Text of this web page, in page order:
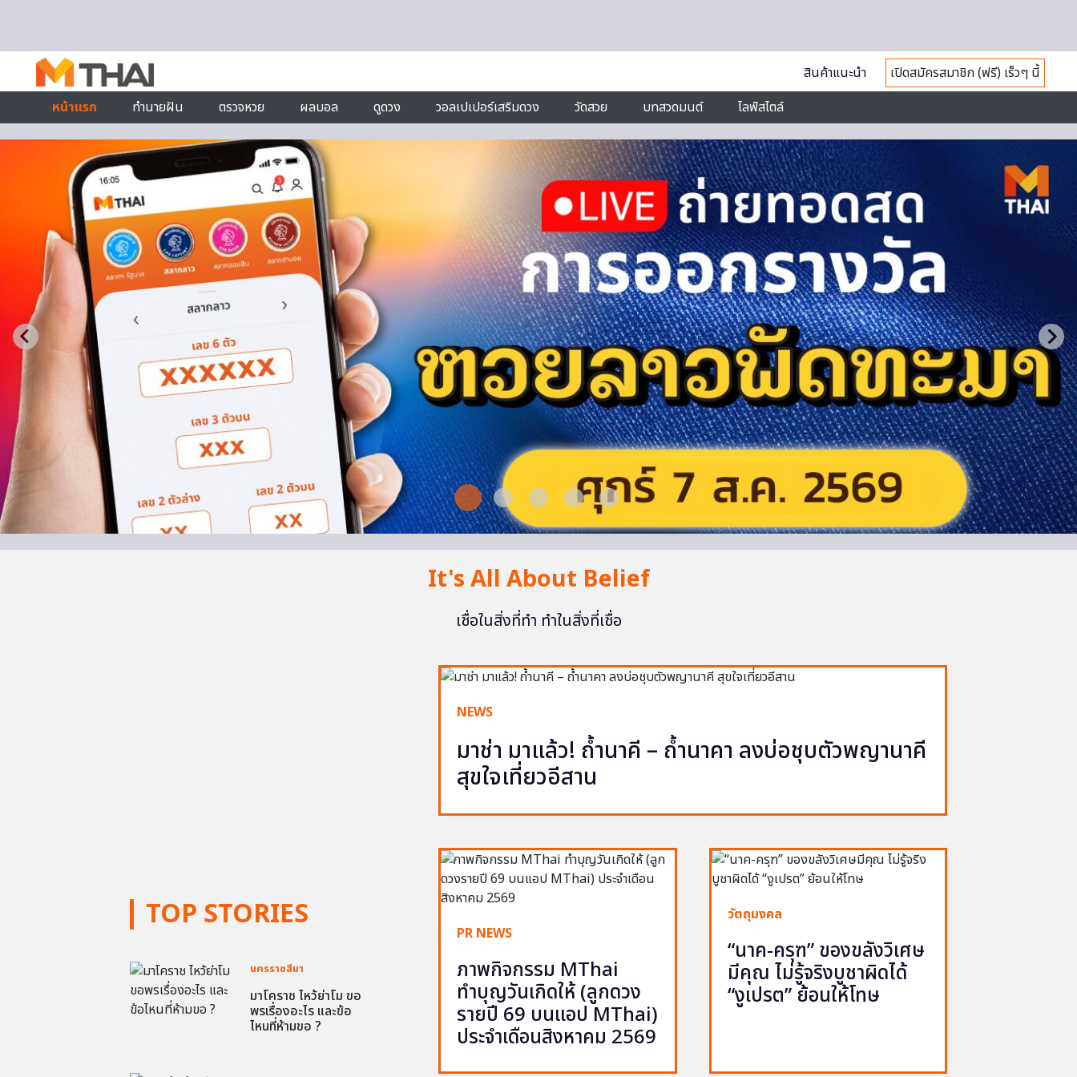
สินค้าแนะนำ
เปิดสมัครสมาชิก (ฟรี) เร็วๆ นี้
หน้าแรก
ทำนายฝัน ตรวจหวย ผลบอล ดูดวง วอลเปเปอร์เสริมดวง วัดสวย บทสวดมนต์ ไลฟ์สไตล์
It's All About Belief
เชื่อในสิ่งที่ทำ ทำในสิ่งที่เชื่อ
TOP STORIES
นครราชสีมา
มาโคราช ไหว้ย่าโม ขอ
พรเรื่องอะไร และข้อ
ไหนที่ห้ามขอ ?
NEWS
มาช่า มาแล้ว! ถ้ำนาคี – ถ้ำนาคา ลงบ่อชุบตัวพญานาคี
สุขใจเที่ยวอีสาน
PR NEWS
ภาพกิจกรรม MThai
ทำบุญวันเกิดให้ (ลูกดวง
รายปี 69 บนแอป MThai)
ประจำเดือนสิงหาคม 2569
วัตถุมงคล
“นาค-ครุฑ” ของขลังวิเศษ
มีคุณ ไม่รู้จริงบูชาผิดได้
“งูเปรต” ย้อนให้โทษ